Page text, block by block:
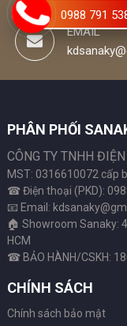
EMAIL
PHÂN PHỐI
CÔNG TY TNHH
MST: 0316610072 cấp
☎ Điện thoại (PKD):
📧 Email:
🏠 Showroom Sanaky:
HCM
☎ BẢO HÀNH/CSKH:
CHÍNH SÁCH
Chính sách bảo mật
0988 791